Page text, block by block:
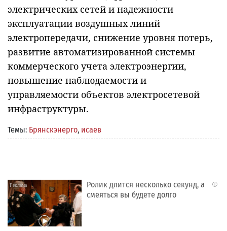
электрических сетей и надежности
эксплуатации воздушных линий
электропередачи, снижение уровня потерь,
развитие автоматизированной системы
коммерческого учета электроэнергии,
повышение наблюдаемости и
управляемости объектов электросетевой
инфраструктуры.
Темы: Брянскэнерго, исаев
i
Ролик длится несколько секунд, а
смеяться вы будете долго